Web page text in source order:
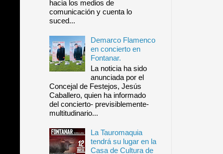
hacia los medios de
comunicación y cuenta lo
suced...
Demarco Flamenco
en concierto en
Fontanar.
La noticia ha sido
anunciada por el
Concejal de Festejos, Jesús
Caballero, quien ha informado
del concierto- previsiblemente-
multitudinario...
La Tauromaquia
tendrá su lugar en la
Casa de Cultura de